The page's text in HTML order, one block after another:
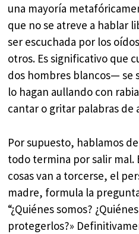
una mayoría
que no se atreve a hablar
ser escuchada por los
otros. Es significativo que
dos hombres blancos— se
lo hagan aullando con
cantar o gritar palabras de
Por supuesto, hablamos
todo termina por salir mal.
cosas van a torcerse, el
madre, formula la
“¿Quiénes somos?
protegerlos?»